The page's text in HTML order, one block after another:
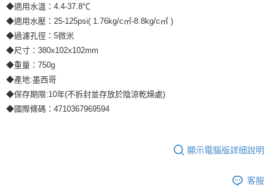
◆適用水溫：4.4-37.8℃
◆適用水壓：25-125psi( 1.76kg/c㎡-8.8kg/c㎡ )
◆過濾孔徑：5微米
◆尺寸：380x102x102mm
◆重量：750g
◆產地:墨西哥
◆保存期限:10年(不拆封並存放於陰涼乾燥處)
◆國際條碼：4710367969594
顯示電腦版詳細說明
客服